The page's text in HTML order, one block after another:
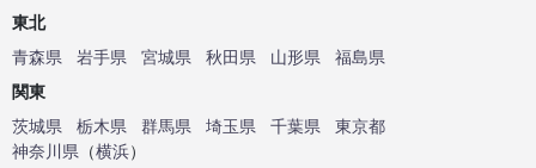
東北
青森県
岩手県 宮城県 秋田県 山形県
福島県
関東
茨城県
栃木県 群馬県 埼玉県 千葉県
東京都
神奈川県 （横浜）